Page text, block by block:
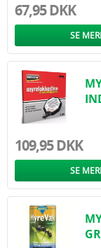
67,95 DKK
SE
109,95 DKK
SE
GR